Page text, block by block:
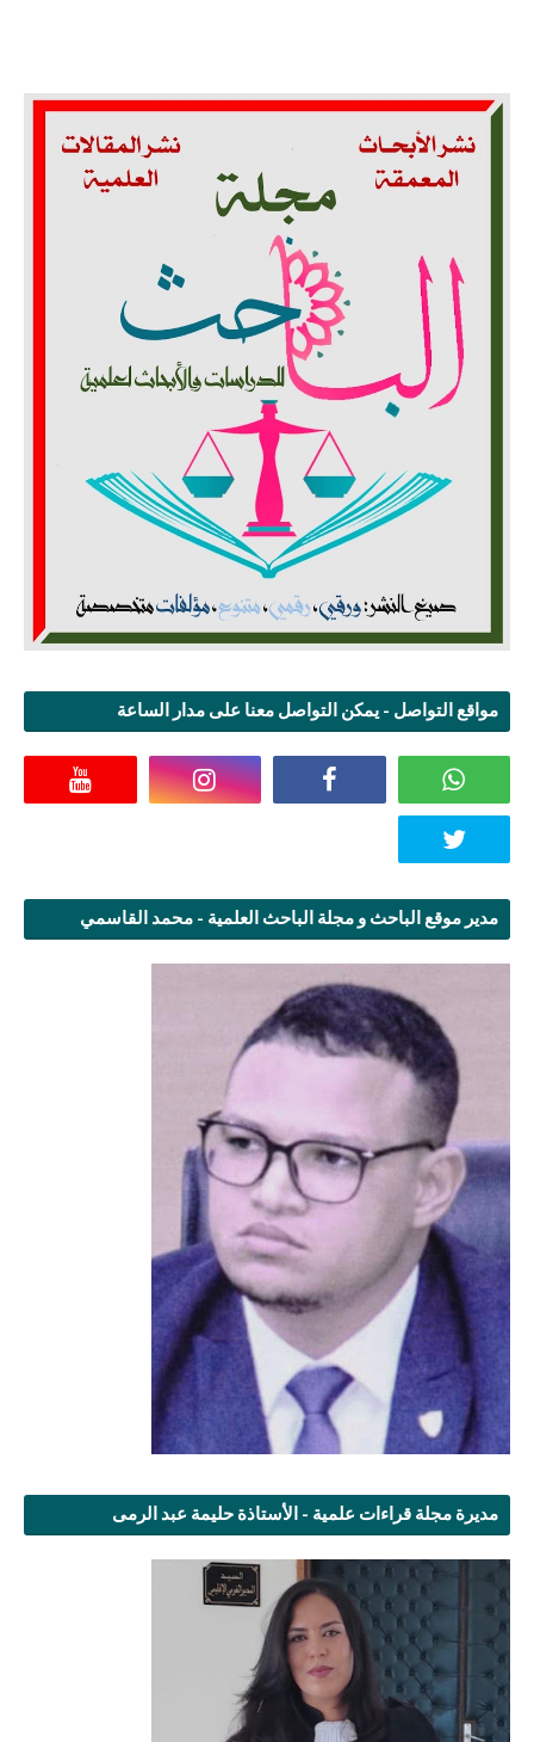
مواقع التواصل - يمكن التواصل معنا على مدار الساعة
مدير موقع الباحث و مجلة الباحث العلمية - محمد القاسمي
مديرة مجلة قراءات علمية - الأستاذة حليمة عبد الرمى